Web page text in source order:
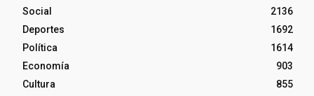
Social
2136
Deportes
1692
Política
1614
Economía
903
Cultura
855